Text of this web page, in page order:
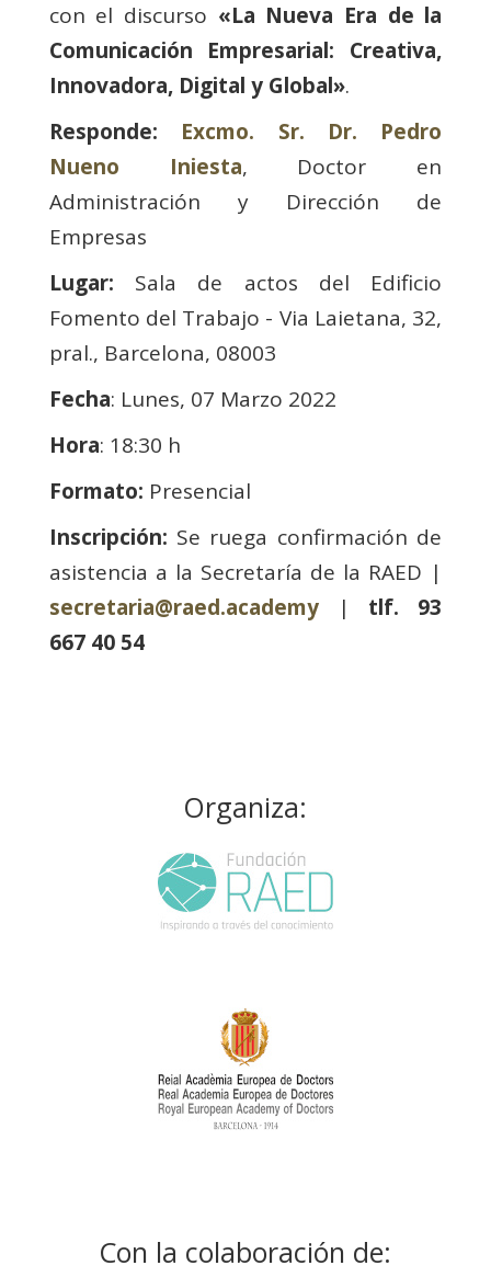
con el discurso «La Nueva Era de la
Comunicación Empresarial: Creativa,
Innovadora, Digital y Global».
Responde:
Excmo. Sr. Dr. Pedro
Nueno Iniesta, Doctor en
Administración y Dirección de
Empresas
Lugar: Sala de actos del Edificio
Fomento del Trabajo - Via Laietana, 32,
pral., Barcelona, 08003
Fecha: Lunes, 07 Marzo 2022
Hora: 18:30 h
Formato: Presencial
Inscripción: Se ruega confirmación de
asistencia a la Secretaría de la RAED |
secretaria@raed.academy|
tlf. 93
667 40 54
Organiza:
Con la colaboración de: